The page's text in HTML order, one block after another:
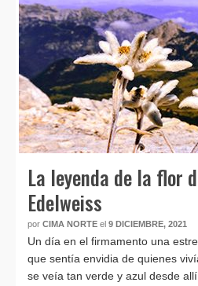
La leyenda de la flor
Edelweiss
por CIMA NORTE el 9 DICIEMBRE, 2021
Un día en el firmamento una
que sentía envidia de quienes
se veía tan verde y azul desde